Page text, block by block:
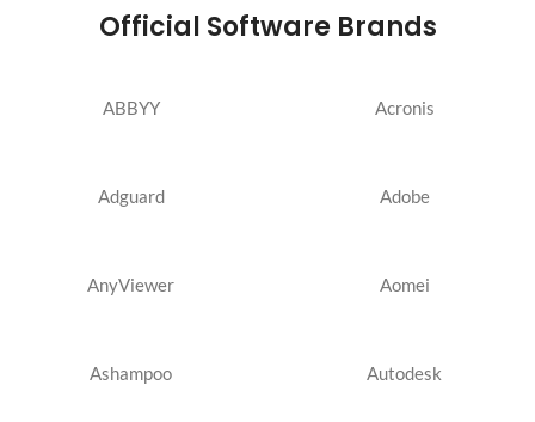
Official Software Brands
ABBYY Acronis
Adguard Adobe
AnyViewer Aomei
Ashampoo Autodesk